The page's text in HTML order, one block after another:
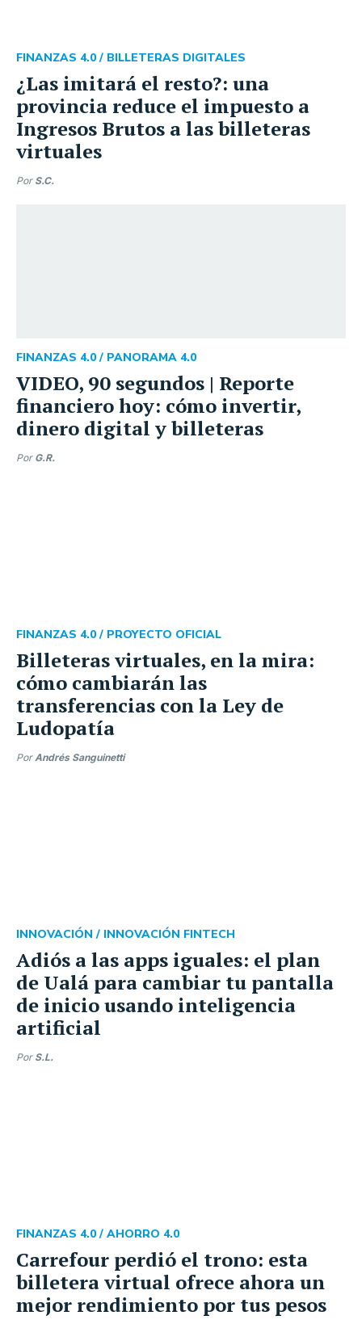
¿Las imitará el resto?: una
provincia reduce el impuesto a
Ingresos Brutos a las billeteras
virtuales
FINANZAS 4.0 / BILLETERAS DIGITALES
Por S.C.
VIDEO, 90 segundos | Reporte
financiero hoy: cómo invertir,
dinero digital y billeteras
FINANZAS 4.0 / PANORAMA 4.0
Por G.R.
Billeteras virtuales, en la mira:
cómo cambiarán las
transferencias con la Ley de
Ludopatía
FINANZAS 4.0 / PROYECTO OFICIAL
PorAndrés Sanguinetti
Adiós a las apps iguales: el plan
de Ualá para cambiar tu pantalla
de inicio usando inteligencia
artificial
INNOVACIÓN / INNOVACIÓN FINTECH
Por S.L.
Carrefour perdió el trono: esta
billetera virtual ofrece ahora un
mejor rendimiento por tus pesos
FINANZAS 4.0 / AHORRO 4.0